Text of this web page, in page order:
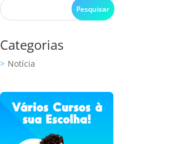
Categorias
Notícia